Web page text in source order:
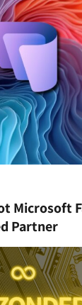
Microsoft
Partner